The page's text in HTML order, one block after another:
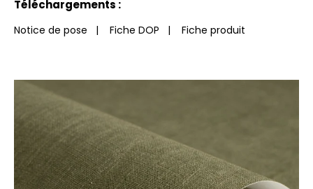
Téléchargements :
Notice de pose | Fiche DOP | Fiche produit